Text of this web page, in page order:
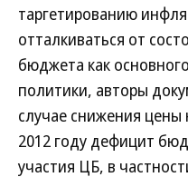
таргетированию
отталкиваться от
бюджета как
политики, авторы
случае снижения цены
2012 году дефицит
участия ЦБ, в